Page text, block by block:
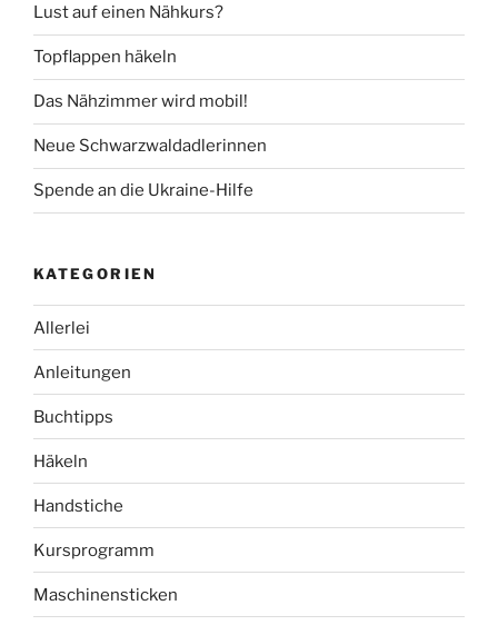
Lust auf einen Nähkurs?
Topflappen häkeln
Das Nähzimmer wird mobil!
Neue Schwarzwaldadlerinnen
Spende an die Ukraine-Hilfe
KATEGORIEN
Allerlei
Anleitungen
Buchtipps
Häkeln
Handstiche
Kursprogramm
Maschinensticken